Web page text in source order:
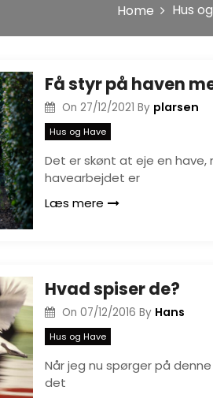
Home Hus
On 27/12/2021 By plarsen
Hus og Have
Det er skønt at eje en have,
havearbejdet er
Læs mere
Hvad spiser de?
On 07/12/2016 By Hans
Hus og Have
Når jeg nu spørger på
det